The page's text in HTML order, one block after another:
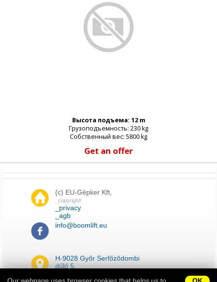
Высота подъема: 12 m
Грузоподъемность: 230 kg
Собственный вес: 5800 kg
Get an offer
(c) EU-Gépker Kft,
_copyright!
_privacy
_agb
info@boomlift.eu
H-9028 Győr Serfőződombi
dűlő 5.